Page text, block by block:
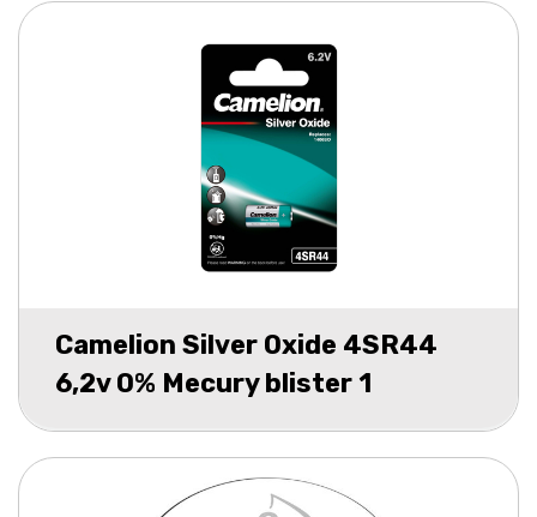
Camelion Silver Oxide 4SR44
6,2v 0% Mecury blister 1